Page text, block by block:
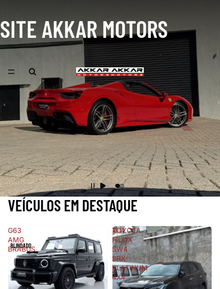
SITE AKKAR MOTORS
FERRARI488 SPIDER
VEÍCULOS EM DESTAQUE
G63
AMG
BRABUS
TOYOTA
HILUX
SW4
SRX
PLATINUM
4X4